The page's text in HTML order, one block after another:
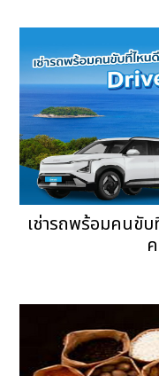
เช่ารถพร้อมคนขับ